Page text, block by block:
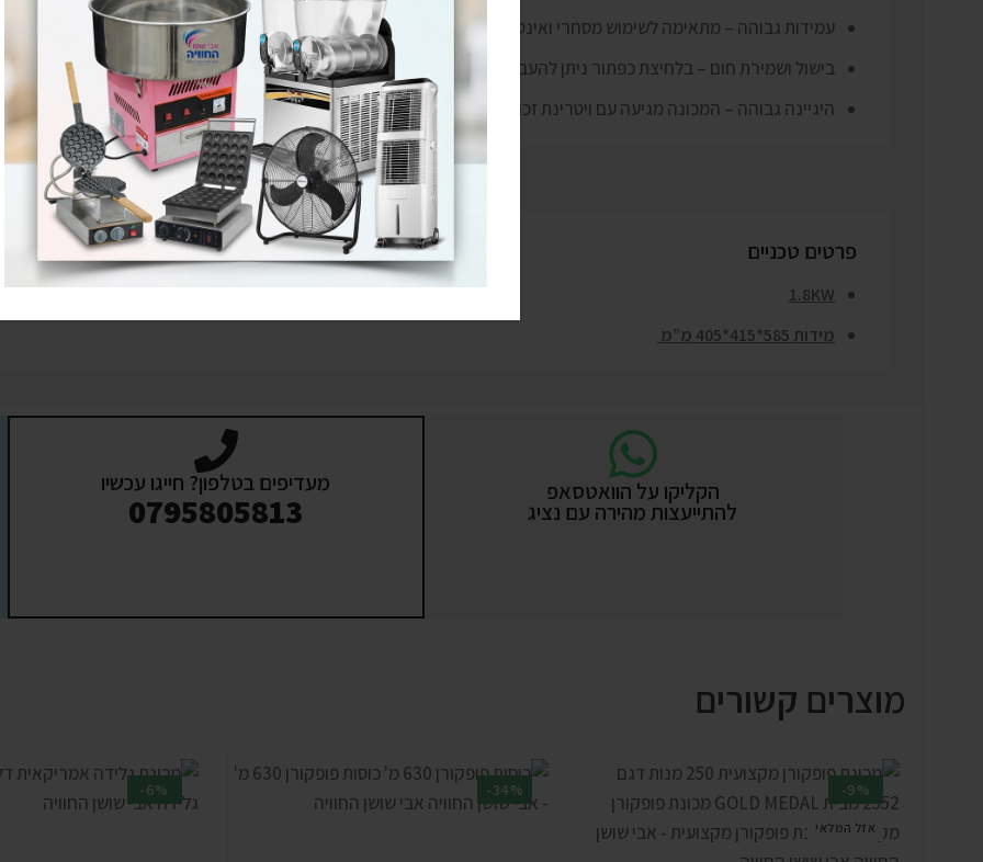
עמידות גבוהה – מתאימה לשימוש מסחרי ואינטנסיבי
בישול ושמירת חום – בלחיצת כפתור ניתן להעביר את המכונה למצב שמירת חום למניעת בישול יתר
היגיינה גבוהה – המכונה מגיעה עם ויטרינת זכוכית לשמירה על בריאות הלקוחות
פרטים טכניים
1.8KW
מידות 585*415*405 מ”מ
הקליקו על הוואטסאפ
להתייעצות מהירה עם נציג
מעדיפים בטלפון? חייגו עכשיו
0795805813
מוצרים קשורים
-9%
אזל המלאי
-34%
-6%